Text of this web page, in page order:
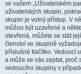
ve vašem „Uživatelském
uživatelských skupin,
skupin je volný přístup. V
můžou být uzavřené a
otevřená, můžete se stát
členství ve skupině
příslušné tlačítko. Vedoucí
a může se vás zeptat, proč
vedoucího skupiny v